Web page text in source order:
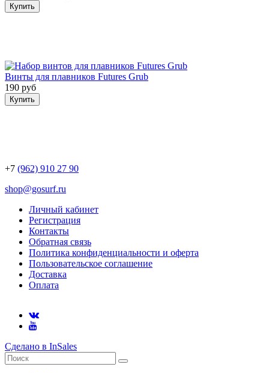
Купить
Винты для плавников Futures Grub
190 руб
Купить
+7 (962) 910 27 90
shop@gosurf.ru
Личный кабинет
Регистрация
Контакты
Обратная связь
Политика конфиденциальности и оферта
Пользовательское соглашение
Доставка
Оплата
Сделано в InSales